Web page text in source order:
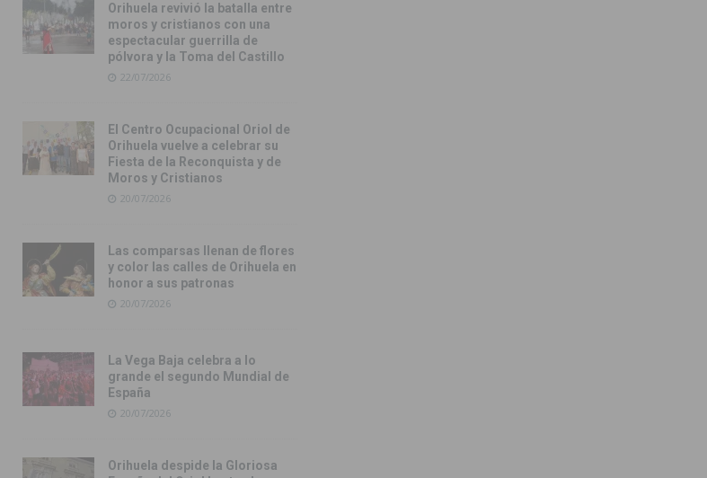
Orihuela revivió la batalla entre
moros y cristianos con una
espectacular guerrilla de
pólvora y la Toma del Castillo
22/07/2026
El Centro Ocupacional Oriol de
Orihuela vuelve a celebrar su
Fiesta de la Reconquista y de
Moros y Cristianos
20/07/2026
Las comparsas llenan de flores
y color las calles de Orihuela en
honor a sus patronas
20/07/2026
La Vega Baja celebra a lo
grande el segundo Mundial de
España
20/07/2026
Orihuela despide la Gloriosa